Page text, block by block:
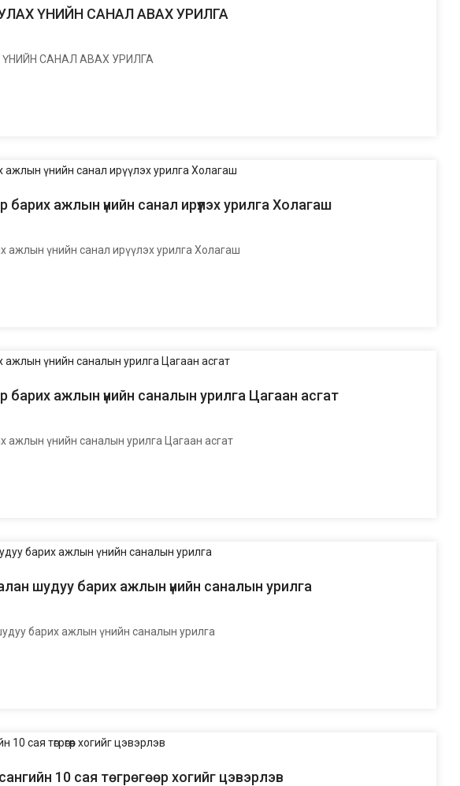
ҮНИЙН САНАЛ АВАХ УРИЛГА
САНАЛ АВАХ УРИЛГА
ажлын үнийн санал ирүүлэх урилга Холагаш
ажлын үнийн санал ирүүлэх урилга Холагаш
ажлын үнийн саналын урилга Цагаан асгат
ажлын үнийн саналын урилга Цагаан асгат
шудуу барих ажлын үнийн саналын урилга
барих ажлын үнийн саналын урилга
10 сая төгрөгөөр хогийг цэвэрлэв